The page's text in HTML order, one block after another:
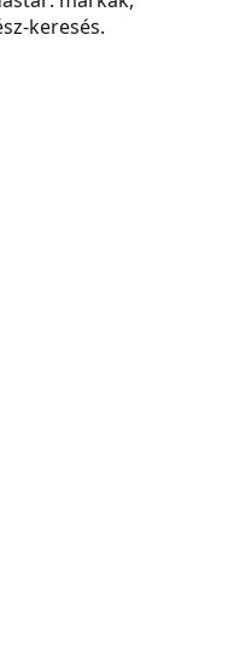
keresés.